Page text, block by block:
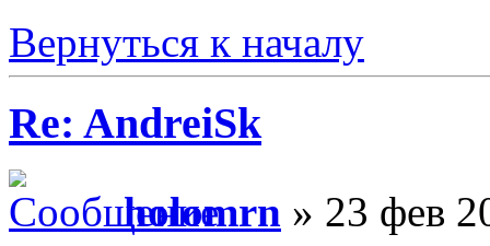
Вернуться к началу
Re: AndreiSk
holomrn » 23 фев